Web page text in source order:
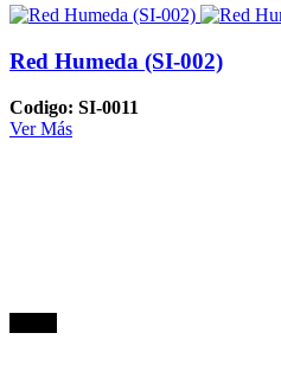
Red Humeda (SI-002)
Codigo: SI-0011
Ver Más